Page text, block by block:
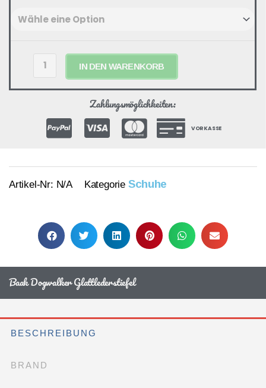
IN DEN WARENKORB
Zahlungsmöglichkeiten:
VORKASSE
Artikel-Nr: N/A Kategorie Schuhe
Baak Dogwalker Glattlederstiefel
BESCHREIBUNG
BRAND